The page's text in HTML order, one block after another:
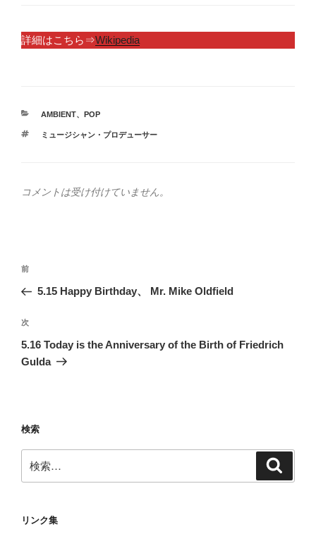
詳細はこちら⇒Wikipedia
カ
ゴ
AMBIENT、 POP
タ
ミュージシャン・プロデューサー
コメントは受け付けていません。
投
ナ
ビ
ゲ
ー
前
の
稿
前
5.15 Happy Birthday、 Mr. Mike Oldfield
次
の
投
次
5.16 Today is the Anniversary of the Birth of Friedrich
Gulda
検索
索:
リンク集